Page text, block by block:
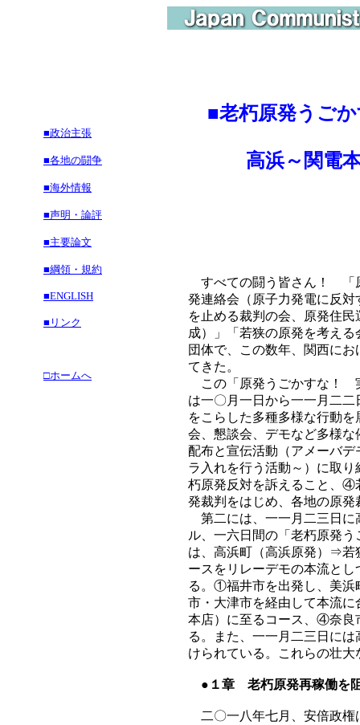
■政治主張
■各地の闘争
■海外情報
■声明・論評
■主要論文
■綱領・規約
■ENGLISH
■リンク
□ホームへ
■老朽原発うご
高浜～関電本
すべての闘う皆さん！ 「
発連絡会（原子力発電に反
を止める裁判の会、原発住
成）」「若狭の原発を考え
団体で、この数年、関西に
てきた。
この「原発うごかすな！
は一〇月一日から一一月二
をこらした多種多様な行動
会、懇談会、デモなど多様
配布と宣伝活動（アメーバ
ラ入れを行う活動～）に取
朽原発反対を訴えること、④
発裁判をはじめ、各地の原
第二には、一一月二三日に
ル、一六日間の「老朽原発
は、高浜町（高浜原発）⇒
ースをリレーデモの本流と
る。①福井市を出発し、美
市・大津市を経由して本流
本店）に至るコース、④奈良
る。また、一一月二三日に
けられている。これらの壮
●１章 老朽原発再稼働を
二〇一八年七月、安倍政権